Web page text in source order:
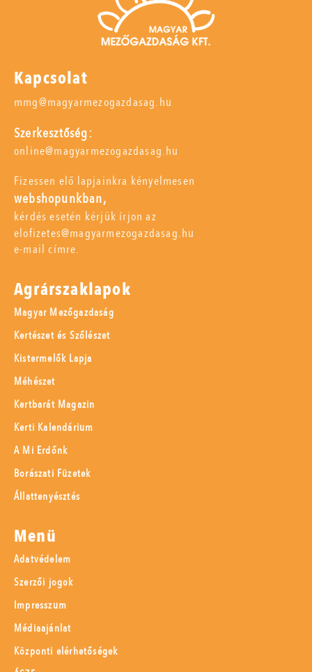
Kapcsolat
mmg@magyarmezogazdasag.hu
Szerkesztőség:
online@magyarmezogazdasag.hu
Fizessen elő lapjainkra kényelmesen
webshopunkban,
kérdés esetén kérjük írjon az
elofizetes@magyarmezogazdasag.hu
e-mail címre.
Agrárszaklapok
Magyar Mezőgazdaság
Kertészet és Szőlészet
Kistermelők Lapja
Méhészet
Kertbarát Magazin
Kerti Kalendárium
A Mi Erdőnk
Borászati Füzetek
Állattenyésztés
Menü
Adatvédelem
Szerzői jogok
Impresszum
Médiaajánlat
Központi elérhetőségek